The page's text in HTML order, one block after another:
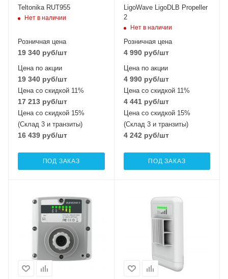
Teltonika RUT955
Нет в наличии
Розничная цена
19 340 руб/шт
Цена по акции
19 340 руб/шт
Цена со скидкой 11%
17 213 руб/шт
Цена со скидкой 15%
(Склад 3 и транзиты)
16 439 руб/шт
ПОД ЗАКАЗ
LigoWave LigoDLB Propeller
2
Нет в наличии
Розничная цена
4 990руб/шт
Цена по акции
4 990руб/шт
Цена со скидкой 11%
4 441руб/шт
Цена со скидкой 15%
(Склад 3 и транзиты)
4 242 руб/шт
ПОД ЗАКАЗ